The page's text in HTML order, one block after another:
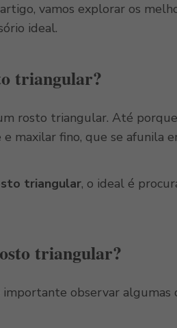
vamos explorar os
ideal.
triangular?
rosto triangular. Até
maxilar fino, que se afunila
triangular, o ideal é
triangular?
importante observar algumas